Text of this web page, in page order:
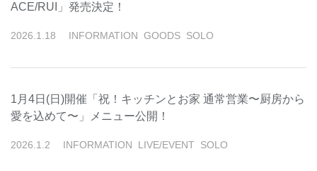
ACE/RUI」発売決定！
2026 1 18 INFORMATION GOODS SOLO
1月4日(日)開催「祝！キッチンとお家 通常営業〜厨房から
愛を込めて〜」メニュー公開！
2026 1 2 INFORMATION LIVE/EVENT SOLO